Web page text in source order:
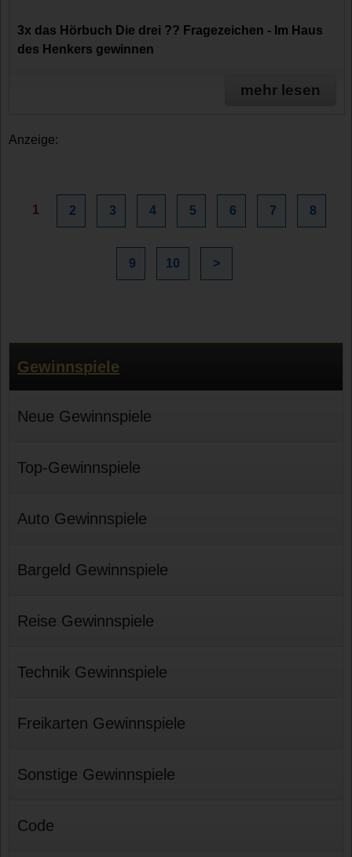
3x das Hörbuch Die drei ?? Fragezeichen - Im Haus
des Henkers gewinnen
mehr lesen
Anzeige:
1 2 3 4 5 6 7 8
9 10 >
Gewinnspiele
Neue Gewinnspiele
Top-Gewinnspiele
Auto Gewinnspiele
Bargeld Gewinnspiele
Reise Gewinnspiele
Technik Gewinnspiele
Freikarten Gewinnspiele
Sonstige Gewinnspiele
Code